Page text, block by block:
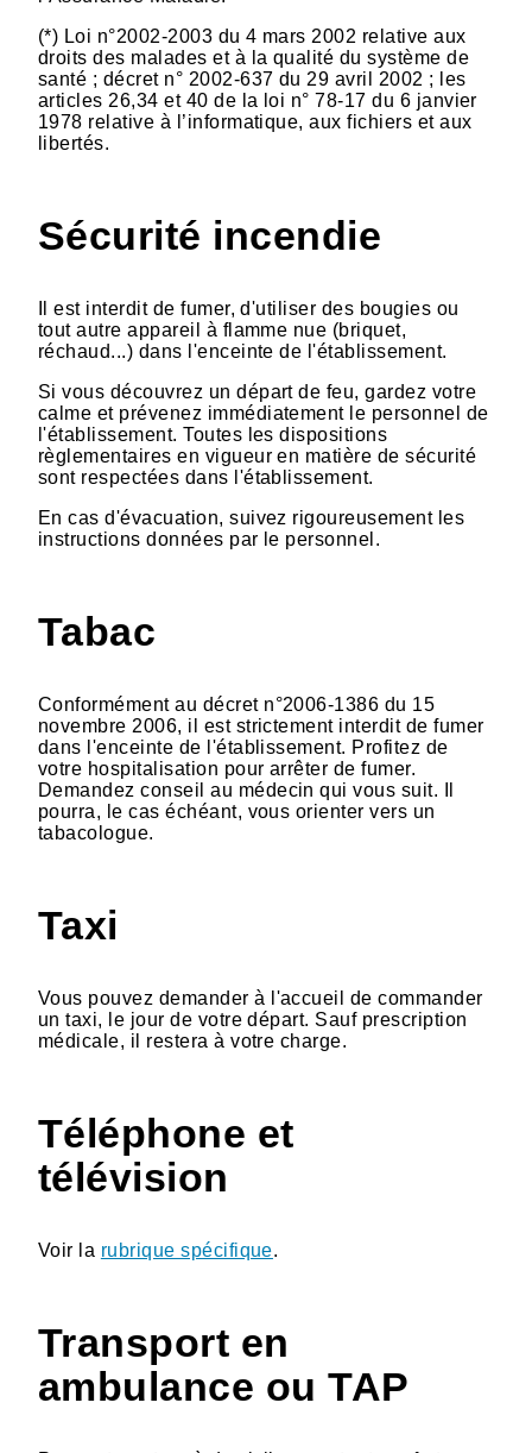
(*) Loi n°2002-2003 du 4 mars 2002 relative aux
droits des malades et à la qualité du système de
santé ; décret n° 2002-637 du 29 avril 2002 ; les
articles 26,34 et 40 de la loi n° 78-17 du 6 janvier
1978 relative à l’informatique, aux fichiers et aux
libertés.
Sécurité incendie
Il est interdit de fumer, d'utiliser des bougies ou
tout autre appareil à flamme nue (briquet,
réchaud...) dans l'enceinte de l'établissement.
Si vous découvrez un départ de feu, gardez votre
calme et prévenez immédiatement le personnel de
l'établissement. Toutes les dispositions
règlementaires en vigueur en matière de sécurité
sont respectées dans l'établissement.
En cas d'évacuation, suivez rigoureusement les
instructions données par le personnel.
Tabac
Conformément au décret n°2006-1386 du 15
novembre 2006, il est strictement interdit de fumer
dans l'enceinte de l'établissement. Profitez de
votre hospitalisation pour arrêter de fumer.
Demandez conseil au médecin qui vous suit. Il
pourra, le cas échéant, vous orienter vers un
tabacologue.
Taxi
Vous pouvez demander à l'accueil de commander
un taxi, le jour de votre départ. Sauf prescription
médicale, il restera à votre charge.
Téléphone et
télévision
Voir la rubrique spécifique.
Transport en
ambulance ou TAP